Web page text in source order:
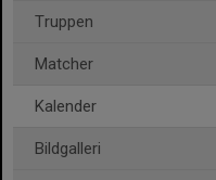
Truppen
Matcher
Kalender
Bildgalleri